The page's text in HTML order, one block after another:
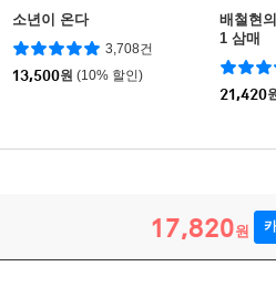
소년이 온다
3,708건
13,500원 (10% 할인)
배철현
1 삼매
21,420
17,820원